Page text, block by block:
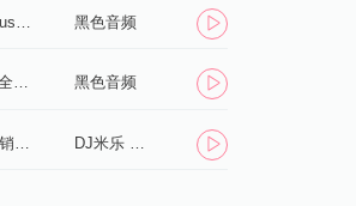
黑色音频
2018包房最火烟花三月全中文跳舞串烧 (DJ可可 Black Audio Mix) 黑色音频
黑色音频《2k17Music(销魂慢嗨)House Mix》DJ米乐 MiX DJ米乐 Mix